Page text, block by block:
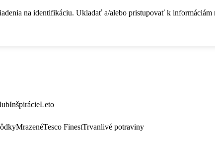
na identifikáciu. Ukladať a/alebo pristupovať k informáciám
InšpirácieLeto
MrazenéTesco FinestTrvanlivé potraviny